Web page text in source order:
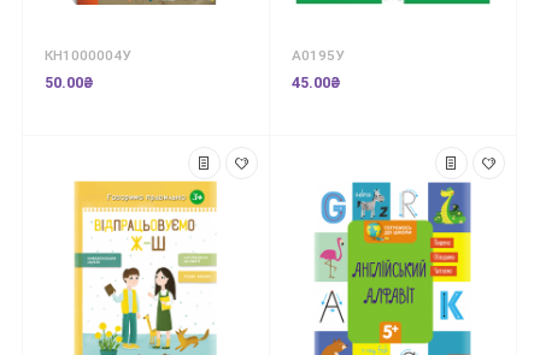
КН1000004У
50.00₴
А0195У
45.00₴